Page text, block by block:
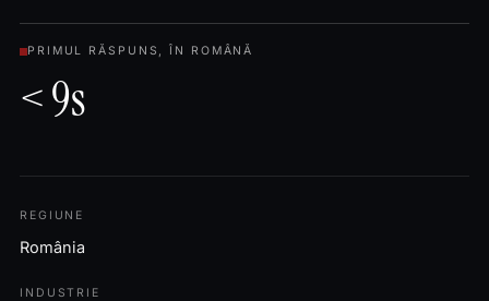
PRIMUL RĂSPUNS, ÎN ROMÂNĂ
< 9s
REGIUNE
România
INDUSTRIE